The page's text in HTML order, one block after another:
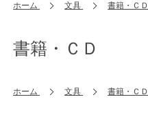
ホーム 文具 書籍・ＣＤ
書籍・ＣＤ
ホーム 文具 書籍・ＣＤ